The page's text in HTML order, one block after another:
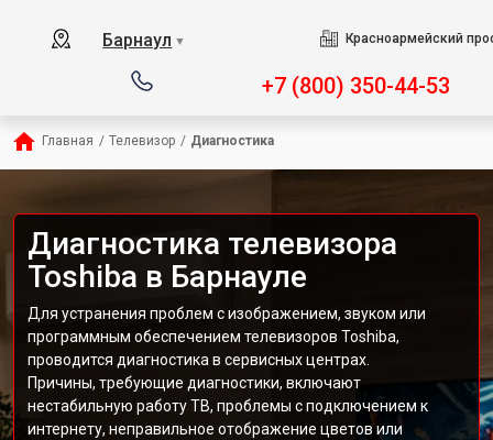
Барнаул ▼ Красноармейский
+7 (800) 350-44-53
Главная / Телевизор / Диагностика
Диагностика телевизора
Toshiba в Барнауле
Для устранения проблем с изображением, звуком или
программным обеспечением телевизоров Toshiba,
проводится диагностика в сервисных центрах.
Причины, требующие диагностики, включают
нестабильную работу ТВ, проблемы с подключением к
интернету, неправильное отображение цветов или